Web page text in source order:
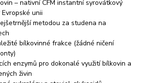
– nativní CFM instantní syrovátkový
unii
metodou za studena na
bílkovinné frakce (žádné ničení
enzymů pro dokonalé využití bílkovin a
živin